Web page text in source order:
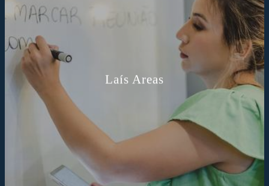
Laís Areas